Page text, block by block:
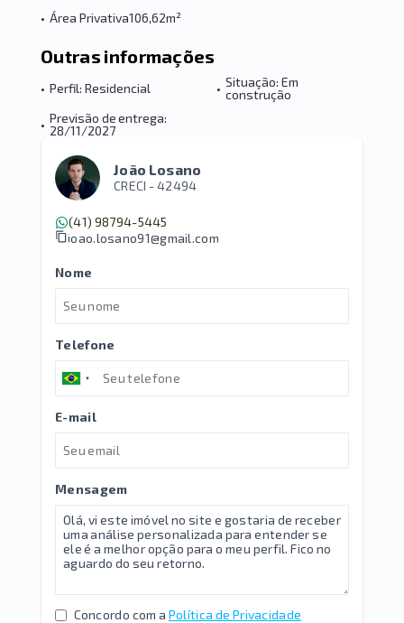
• Área Privativa106,62m²
Outras informações
• Perfil: Residencial • Situação: Em
construção
• Previsão de entrega:
28/11/2027
João Losano
CRECI -42494
(41) 98794-5445
joao.losano91@gmail.com
Nome
Telefone
E-mail
Mensagem
Concordo com a Política de Privacidade